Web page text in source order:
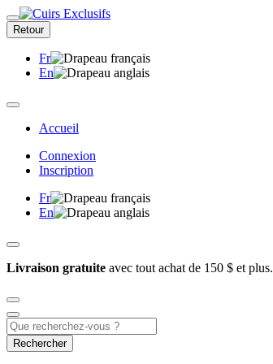
Retour
Fr
En
Accueil
Connexion
Inscription
Fr
En
Livraison gratuite avec tout achat de 150 $ et plus.
Rechercher